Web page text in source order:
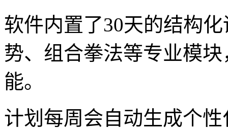
软件内置了30天的结构
势、组合拳法等专业模
能。
计划每周会自动生成个